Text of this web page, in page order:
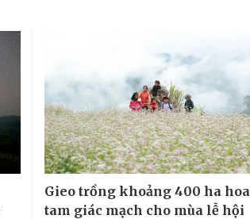
Gieo trồng khoảng 400 ha hoa
tam giác mạch cho mùa lễ hội